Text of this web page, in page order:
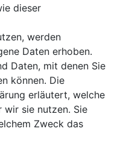
dieser
werden
Daten erhoben.
Daten, mit denen Sie
können. Die
erläutert, welche
wir sie nutzen. Sie
Zweck das